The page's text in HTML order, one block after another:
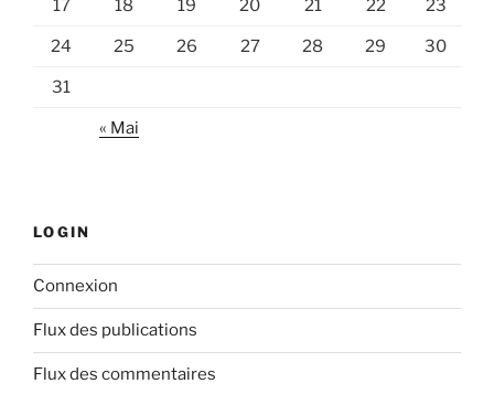
17 18 19 20 21 22 23
24 25 26 27 28 29 30
31
« Mai
LOGIN
Connexion
Flux des publications
Flux des commentaires